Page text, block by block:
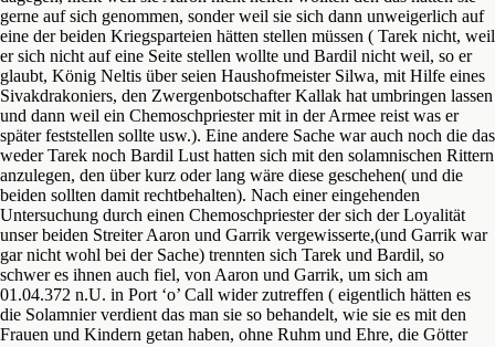
gerne auf sich genommen, sonder weil sie sich dann unweigerlich auf
eine der beiden Kriegsparteien hätten stellen müssen ( Tarek nicht, weil
er sich nicht auf eine Seite stellen wollte und Bardil nicht weil, so er
glaubt, König Neltis über seien Haushofmeister Silwa, mit Hilfe eines
Sivakdrakoniers, den Zwergenbotschafter Kallak hat umbringen lassen
und dann weil ein Chemoschpriester mit in der Armee reist was er
später feststellen sollte usw.). Eine andere Sache war auch noch die das
weder Tarek noch Bardil Lust hatten sich mit den solamnischen Rittern
anzulegen, den über kurz oder lang wäre diese geschehen( und die
beiden sollten damit rechtbehalten). Nach einer eingehenden
Untersuchung durch einen Chemoschpriester der sich der Loyalität
unser beiden Streiter Aaron und Garrik vergewisserte,(und Garrik war
gar nicht wohl bei der Sache) trennten sich Tarek und Bardil, so
schwer es ihnen auch fiel, von Aaron und Garrik, um sich am
01.04.372 n.U. in Port ‘o’ Call wider zutreffen ( eigentlich hätten es
die Solamnier verdient das man sie so behandelt, wie sie es mit den
Frauen und Kindern getan haben, ohne Ruhm und Ehre, die Götter